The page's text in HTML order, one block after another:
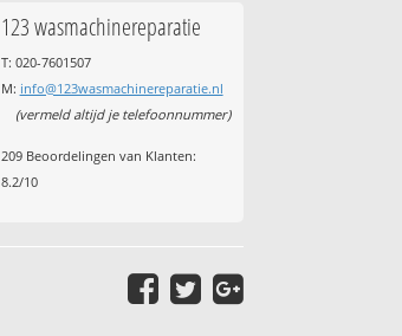
123 wasmachinereparatie
T: 020-7601507
M: info@123wasmachinereparatie.nl
(vermeld altijd je telefoonnummer)
209Beoordelingen van Klanten:
8.2/10